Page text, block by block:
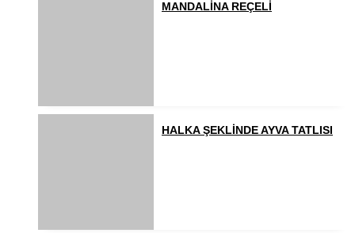
MANDALİNA REÇELİ
HALKA ŞEKLİNDE AYVA TATLISI